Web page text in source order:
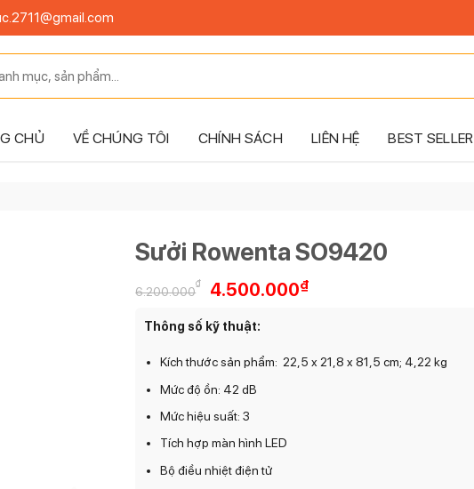
CHỦ VỀ CHÚNG TÔI CHÍNH SÁCH LIÊN HỆ BEST SELLER
Sưởi Rowenta SO9420
6.200.000
₫
Giá
là:
4.500.000₫
4.500.000₫.
Thông số kỹ thuật:
Kích thước sản phẩm: 22,5 x 21,8 x 81,5 cm; 4,22 kg
Mức độ ồn: 42 dB
Mức hiệu suất: 3
Tích hợp màn hình LED
Bộ điều nhiệt điện tử